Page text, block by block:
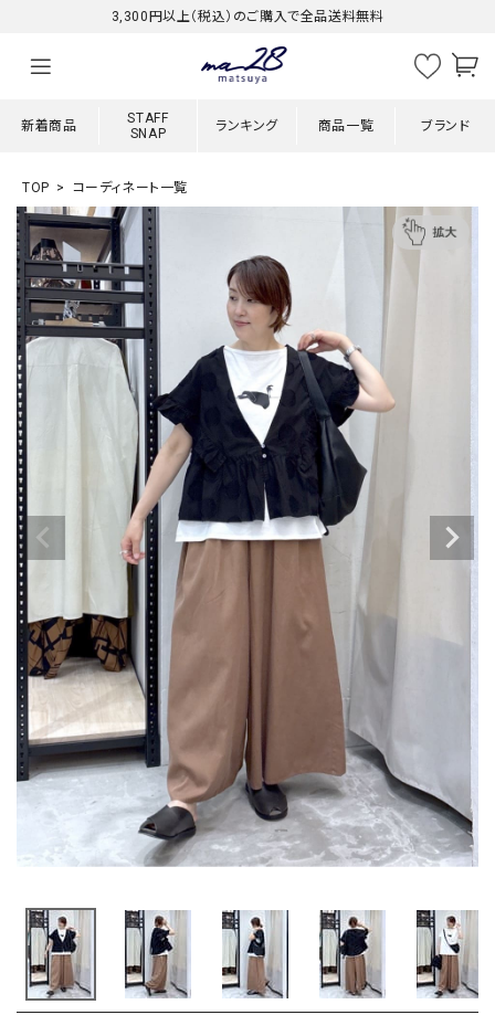
3,300円以上（税込）のご購入で全品送料無料
新着商品
STAFF
SNAP
ランキング 商品一覧 ブランド
TOP コーディネート一覧